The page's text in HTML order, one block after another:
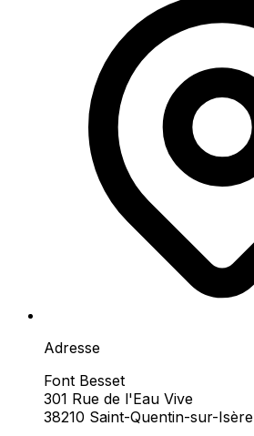
Adresse
Font Besset
301 Rue de l'Eau Vive
38210 Saint-Quentin-sur-Isère